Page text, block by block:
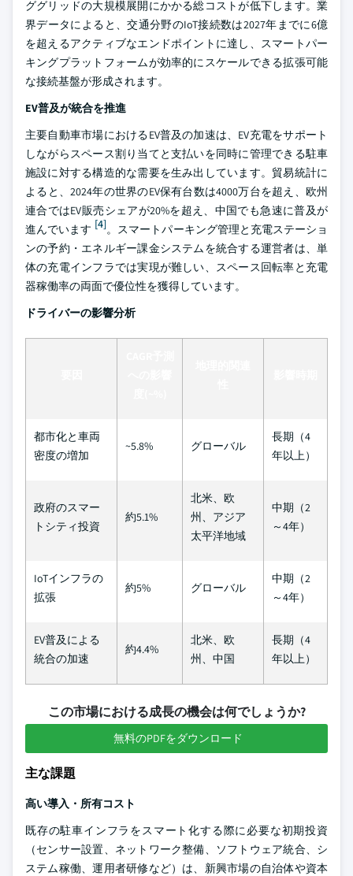
ググリッドの大規模展開にかかる総コストが低下します。業
界データによると、交通分野のIoT接続数は2027年までに6億
を超えるアクティブなエンドポイントに達し、スマートパー
キングプラットフォームが効率的にスケールできる拡張可能
な接続基盤が形成されます。
EV普及が統合を推進
主要自動車市場におけるEV普及の加速は、EV充電をサポート
しながらスペース割り当てと支払いを同時に管理できる駐車
施設に対する構造的な需要を生み出しています。貿易統計に
よると、2024年の世界のEV保有台数は4000万台を超え、欧州
連合ではEV販売シェアが20%を超え、中国でも急速に普及が
進んでいます [4]。スマートパーキング管理と充電ステーショ
ンの予約・エネルギー課金システムを統合する運営者は、単
体の充電インフラでは実現が難しい、スペース回転率と充電
器稼働率の両面で優位性を獲得しています。
ドライバーの影響分析
都市化と車両
密度の増加
~5.8% グローバル
長期（4
年以上）
政府のスマー
トシティ投資
約5.1%
北米、欧
州、アジア
太平洋地域
中期（2
～4年）
IoTインフラの
拡張
約5% グローバル
中期（2
～4年）
EV普及による
統合の加速
約4.4%
北米、欧
州、中国
長期（4
年以上）
この市場における成長の機会は何でしょうか?
無料のPDFをダウンロード
主な課題
高い導入・所有コスト
既存の駐車インフラをスマート化する際に必要な初期投資
（センサー設置、ネットワーク整備、ソフトウェア統合、シ
ステム稼働、運用者研修など）は、新興市場の自治体や資本